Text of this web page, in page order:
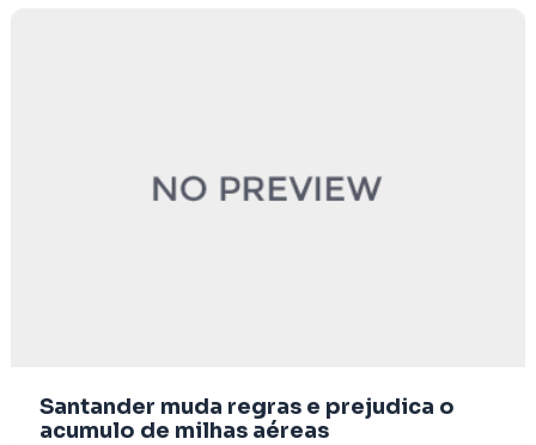
Santander muda regras e prejudica o
acumulo de milhas aéreas